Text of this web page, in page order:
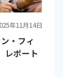
年11月14日
・フィ
レポート